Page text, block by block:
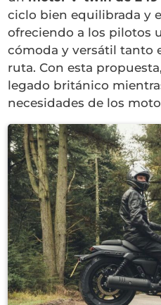
ciclo bien equilibrada y
ofreciendo a los pilotos
cómoda y versátil tanto
ruta. Con esta
legado británico
necesidades de los